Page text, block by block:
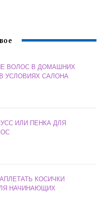
ВОЛОС В ДОМАШНИХ
УСЛОВИЯХ САЛОНА
ИЛИ ПЕНКА ДЛЯ
КОСИЧКИ
НАЧИНАЮЩИХ